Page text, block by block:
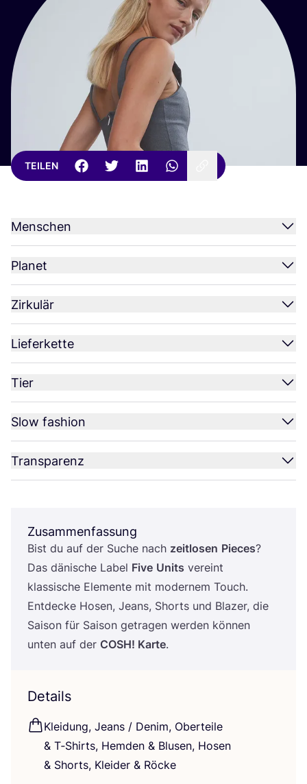
TEILEN
Menschen
Planet
Zirkulär
Lieferkette
Tier
Slow fashion
Transparenz
Zusammenfassung
Bist du auf der Suche nach zeit­lo­sen Pie­ces?
Das däni­sche Label Five Units ver­eint
klas­si­sche Ele­men­te mit moder­nem Touch.
Ent­de­cke Hosen, Jeans, Shorts und Bla­zer, die
Sai­son für Sai­son getra­gen wer­den kön­nen
unten auf der COSH! Kar­te.
Details
Klei­dung, Jeans / Den­im, Ober­tei­le
& T‑Shirts, Hem­den & Blu­sen, Hosen
& Shorts, Klei­der & Röcke